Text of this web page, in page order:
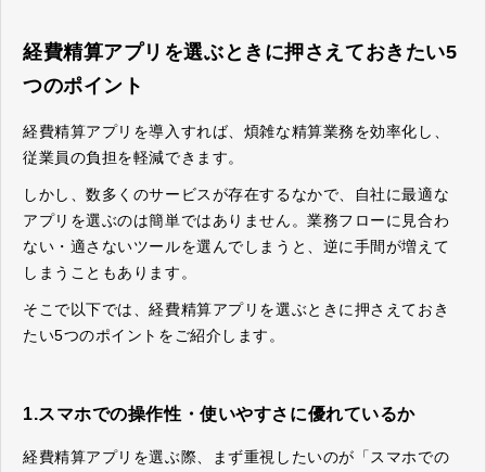
経費精算アプリを選ぶときに押さえておきたい5
つのポイント
経費精算アプリを導入すれば、煩雑な精算業務を効率化し、
従業員の負担を軽減できます。
しかし、数多くのサービスが存在するなかで、自社に最適な
アプリを選ぶのは簡単ではありません。業務フローに見合わ
ない・適さないツールを選んでしまうと、逆に手間が増えて
しまうこともあります。
そこで以下では、経費精算アプリを選ぶときに押さえておき
たい5つのポイントをご紹介します。
1.スマホでの操作性・使いやすさに優れているか
経費精算アプリを選ぶ際、まず重視したいのが「スマホでの